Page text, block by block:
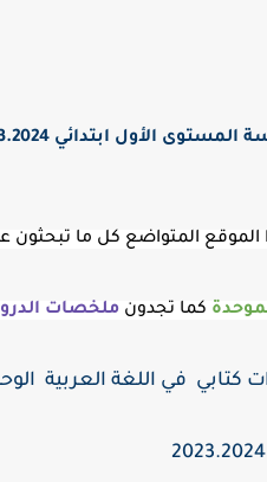
الأول ابتدائي 2023.2024
الموقع المتواضع كل ما تبحثون
كما تجدون ملخصات
كتابي في اللغة العربية